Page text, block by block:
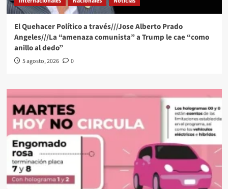
El Quehacer Político a través///Jose Alberto Prado
Angeles///La “amenaza comunista” a Trump le cae “como
anillo al dedo”
5 agosto, 2026 0